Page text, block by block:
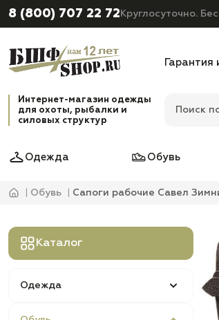
8 (800) 707 22 72 Круглосуточно.
Гарантия
Интернет-магазин одежды
для охоты, рыбалки и
силовых структур
Одежда Обувь
Обувь Сапоги рабочие Савел
Каталог
Одежда